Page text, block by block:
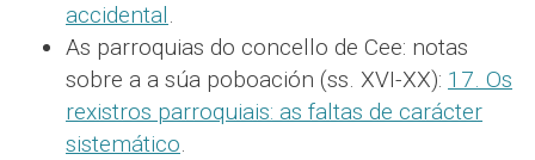
accidental.
As parroquias do concello de Cee: notas
sobre a a súa poboación (ss. XVI-XX): 17. Os
rexistros parroquiais: as faltas de carácter
sistemático.